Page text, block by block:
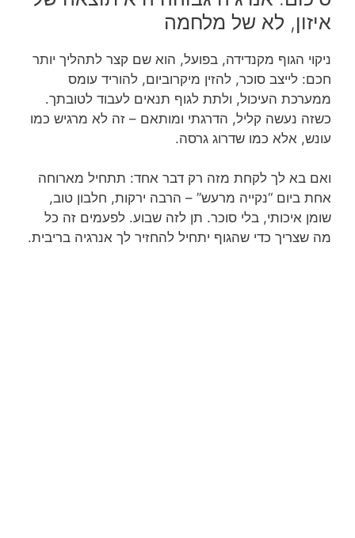
איזון, לא של מלחמה
ניקוי הגוף מקנדידה, בפועל, הוא שם קצר לתהליך יותר
חכם: לייצב סוכר, להזין מיקרוביום, להוריד עומס
ממערכת העיכול, ולתת לגוף תנאים לעבוד לטובתך.
כשזה נעשה קליל, הדרגתי ומותאם – זה לא מרגיש כמו
עונש, אלא כמו שדרוג גרסה.
ואם בא לך לקחת מזה רק דבר אחד: תתחיל מארוחה
אחת ביום “נקייה מרעש” – הרבה ירקות, חלבון טוב,
שומן איכותי, בלי סוכר. תן לזה שבוע. לפעמים זה כל
מה שצריך כדי שהגוף יתחיל להחזיר לך אנרגיה בריבית.